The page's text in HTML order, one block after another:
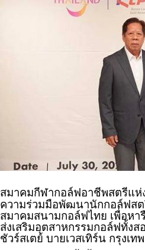
สมาคมกีฬากอล์ฟอาชีพสตรีแห่
ความร่วมมือพัฒนานักกอล์ฟสต
สมาคมสนามกอล์ฟไทย เพื่อหา
ส่งเสริมอุตสาหกรรมกอล์ฟทั้ง
ชัวร์สเตย์ บายเวสเทิร์น กรุงเ